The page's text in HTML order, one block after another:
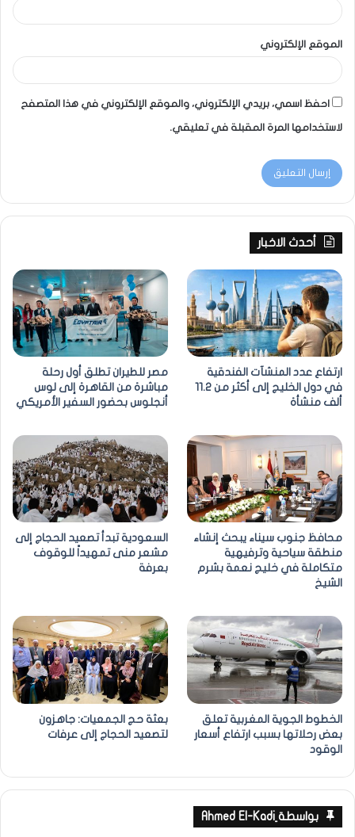
الموقع الإلكتروني
احفظ اسمي، بريدي الإلكتروني، والموقع الإلكتروني في هذا المتصفح
لاستخدامها المرة المقبلة في تعليقي.
أحدث الاخبار
ارتفاع عدد المنشآت الفندقية
في دول الخليج إلى أكثر من 11.2
ألف منشأة
مصر للطيران تطلق أول رحلة
مباشرة من القاهرة إلى لوس
أنجلوس بحضور السفير الأمريكي
محافظ جنوب سيناء يبحث إنشاء
منطقة سياحية وترفيهية
متكاملة في خليج نعمة بشرم
الشيخ
السعودية تبدأ تصعيد الحجاج إلى
مشعر منى تمهيداً للوقوف
بعرفة
الخطوط الجوية المغربية تعلق
بعض رحلاتها بسبب ارتفاع أسعار
الوقود
بعثة حج الجمعيات: جاهزون
لتصعيد الحجاج إلى عرفات
بواسطة ِAhmed El-Kadi